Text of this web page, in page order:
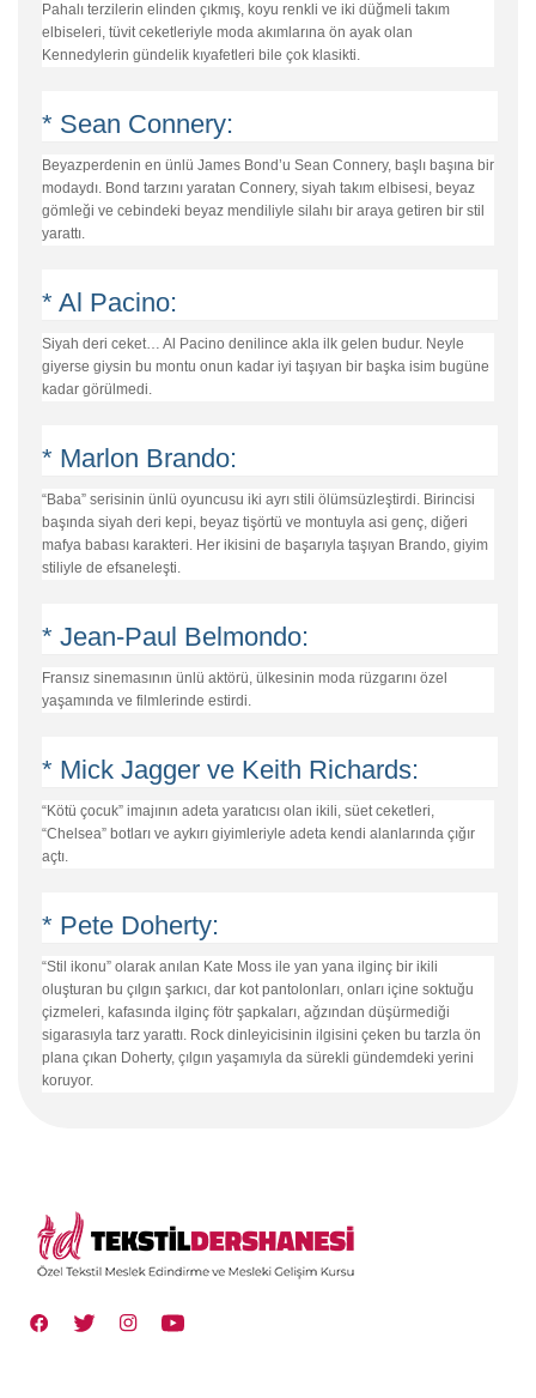
Pahalı terzilerin elinden çıkmış, koyu renkli ve iki düğmeli takım
elbiseleri, tüvit ceketleriyle moda akımlarına ön ayak olan
Kennedylerin gündelik kıyafetleri bile çok klasikti.
* Sean Connery:
Beyazperdenin en ünlü James Bond’u Sean Connery, başlı başına bir
modaydı. Bond tarzını yaratan Connery, siyah takım elbisesi, beyaz
gömleği ve cebindeki beyaz mendiliyle silahı bir araya getiren bir stil
yarattı.
* Al Pacino:
Siyah deri ceket… Al Pacino denilince akla ilk gelen budur. Neyle
giyerse giysin bu montu onun kadar iyi taşıyan bir başka isim bugüne
kadar görülmedi.
* Marlon Brando:
“Baba” serisinin ünlü oyuncusu iki ayrı stili ölümsüzleştirdi. Birincisi
başında siyah deri kepi, beyaz tişörtü ve montuyla asi genç, diğeri
mafya babası karakteri. Her ikisini de başarıyla taşıyan Brando, giyim
stiliyle de efsaneleşti.
* Jean-Paul Belmondo:
Fransız sinemasının ünlü aktörü, ülkesinin moda rüzgarını özel
yaşamında ve filmlerinde estirdi.
* Mick Jagger ve Keith Richards:
“Kötü çocuk” imajının adeta yaratıcısı olan ikili, süet ceketleri,
“Chelsea” botları ve aykırı giyimleriyle adeta kendi alanlarında çığır
açtı.
* Pete Doherty:
“Stil ikonu” olarak anılan Kate Moss ile yan yana ilginç bir ikili
oluşturan bu çılgın şarkıcı, dar kot pantolonları, onları içine soktuğu
çizmeleri, kafasında ilginç fötr şapkaları, ağzından düşürmediği
sigarasıyla tarz yarattı. Rock dinleyicisinin ilgisini çeken bu tarzla ön
plana çıkan Doherty, çılgın yaşamıyla da sürekli gündemdeki yerini
koruyor.